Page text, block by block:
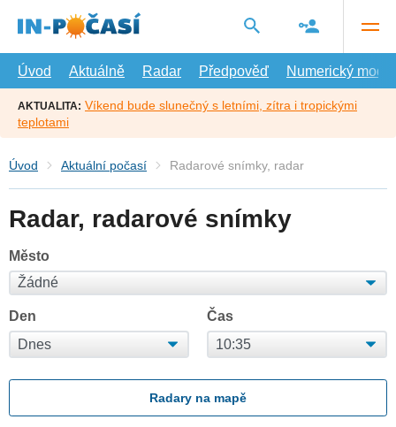
hlavní
Úvod
Aktuálně Radar Předpověď Numerický model
AKTUALITA: Víkend bude slunečný s letními, zítra i tropickými
teplotami
Úvod Aktuální počasí Radarové snímky, radar
Radar, radarové snímky
Město
Den Čas
Radary na mapě